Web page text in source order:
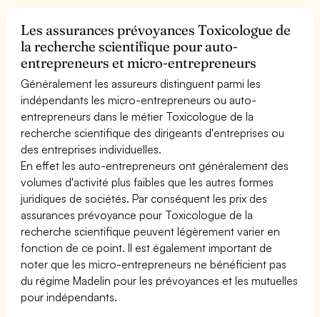
Les assurances prévoyances Toxicologue de
la recherche scientifique pour auto-
entrepreneurs et micro-entrepreneurs
Généralement les assureurs distinguent parmi les
indépendants les micro-entrepreneurs ou auto-
entrepreneurs dans le métier Toxicologue de la
recherche scientifique des dirigeants d'entreprises ou
des entreprises individuelles.
En effet les auto-entrepreneurs ont généralement des
volumes d'activité plus faibles que les autres formes
juridiques de sociétés. Par conséquent les prix des
assurances prévoyance pour Toxicologue de la
recherche scientifique peuvent légèrement varier en
fonction de ce point. Il est également important de
noter que les micro-entrepreneurs ne bénéficient pas
du régime Madelin pour les prévoyances et les mutuelles
pour indépendants.